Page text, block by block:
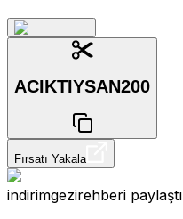
ACIKTIYSAN200
Fırsatı Yakala
indirimgezirehberi paylaştı